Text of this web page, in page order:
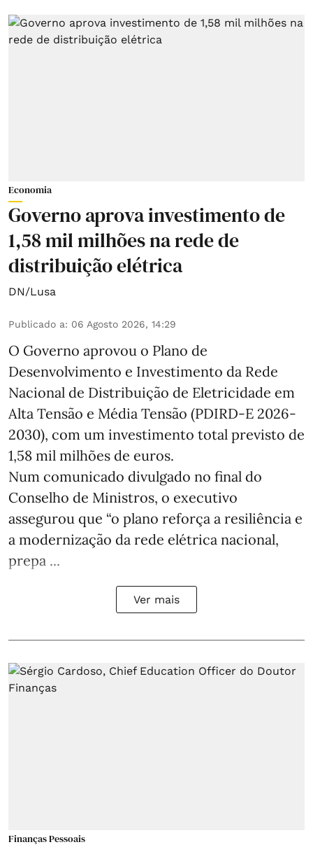
Economia
Governo aprova investimento de
1,58 mil milhões na rede de
distribuição elétrica
DN/Lusa
Publicado a: 06 Agosto 2026, 14:29
O Governo aprovou o Plano de
Desenvolvimento e Investimento da Rede
Nacional de Distribuição de Eletricidade em
Alta Tensão e Média Tensão (PDIRD-E 2026-
2030), com um investimento total previsto de
1,58 mil milhões de euros.
Num comunicado divulgado no final do
Conselho de Ministros, o executivo
assegurou que “o plano reforça a resiliência e
a modernização da rede elétrica nacional,
prepa ...
Ver mais
Finanças Pessoais